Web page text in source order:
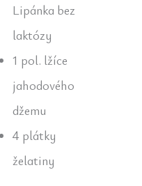
Lipánka bez
laktózy
1 pol. lžíce
jahodového
džemu
4 plátky
želatiny